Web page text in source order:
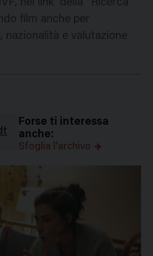
nel link della “Ricerca
film anche per
e valutazione
Forse ti interessa
anche:
Sfoglia l'archivo